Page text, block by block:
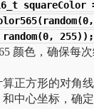
squareColor
255));
颜色，确保每
算正方形的对角
和中心坐标，确